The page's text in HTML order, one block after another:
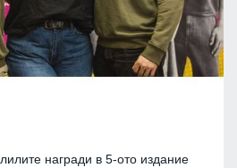
награди в 5-ото издание